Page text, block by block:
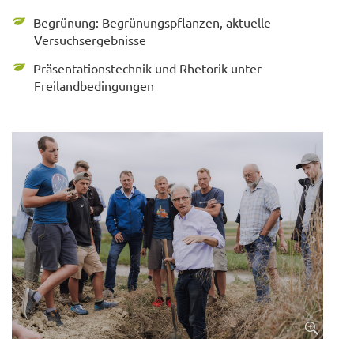
Begrünung: Begrünungspflanzen, aktuelle
Versuchsergebnisse
Präsentationstechnik und Rhetorik unter
Freilandbedingungen